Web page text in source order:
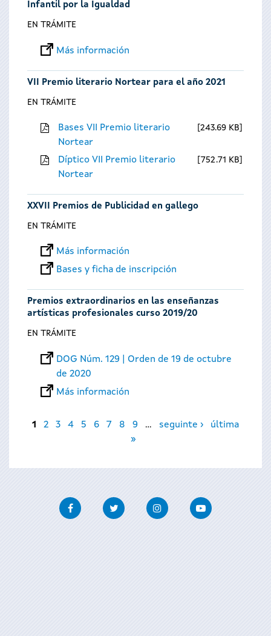
Infantil por la Igualdad
EN TRÁMITE
Más información
VII Premio literario Nortear para el año 2021
EN TRÁMITE
Bases VII Premio literario
Nortear
243.69 KB
Díptico VII Premio literario
Nortear
752.71 KB
XXVII Premios de Publicidad en gallego
EN TRÁMITE
Más información
Bases y ficha de inscripción
Premios extraordinarios en las enseñanzas
artísticas profesionales curso 2019/20
EN TRÁMITE
DOG Núm. 129 | Orden de 19 de octubre
de 2020
Más información
Páginas
1 2 3 4 5 6 7 8 9 … seguinte ›
última
»
FacebookTwitter InstagramYoutube